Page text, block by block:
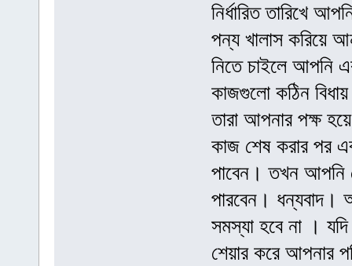
নির্ধারিত তারিখে
পন্য খালাস করিয়ে
নিতে চাইলে আপনি
কাজগুলো কঠিন
তারা আপনার পক্ষ
কাজ শেষ করার পর
পাবেন। তখন আপনি
পারবেন।
সমস্যা হবে না ।
শেয়ার করে আপনার